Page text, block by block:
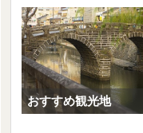
おすすめ観光地